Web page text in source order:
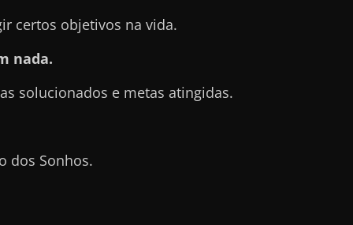
certos objetivos na vida.
nada.
solucionados e metas atingidas.
dos Sonhos.